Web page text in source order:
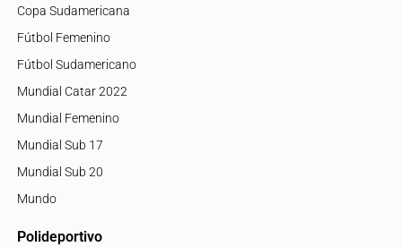
Copa Sudamericana
Fútbol Femenino
Fútbol Sudamericano
Mundial Catar 2022
Mundial Femenino
Mundial Sub 17
Mundial Sub 20
Mundo
Polideportivo